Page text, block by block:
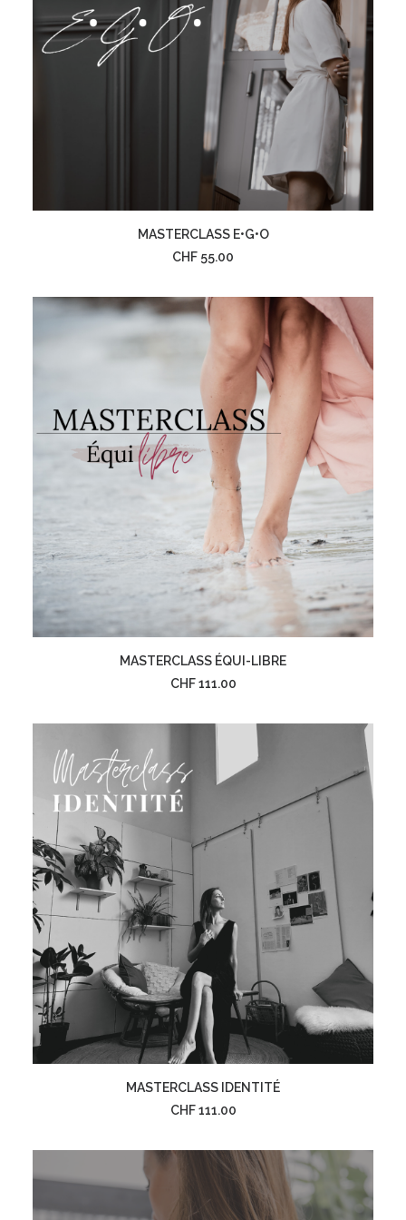
AJOUTER AU PANIER
MASTERCLASS E•G•O
CHF 55.00
AJOUTER AU PANIER
MASTERCLASS ÉQUI-LIBRE
CHF111.00
AJOUTER AU PANIER
MASTERCLASS IDENTITÉ
CHF111.00